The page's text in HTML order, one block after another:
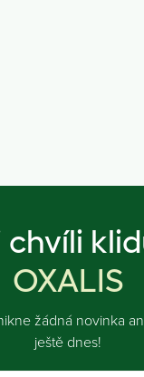
OXALIS
žádná novinka
ještě dnes!